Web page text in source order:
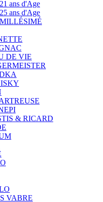
ans d'Age
ans d'Age
DE VIE
& RICARD
VABRE